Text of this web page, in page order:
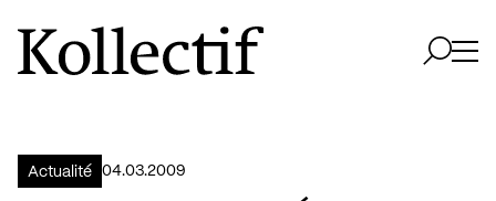
Aller à la page d'accueil
Logo Kollectif
Actualité 04.03.2009